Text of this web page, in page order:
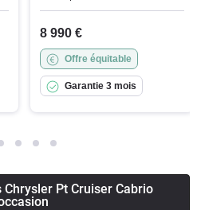
8 990 €
Offre équitable
Garantie 3 mois
Pt Cruiser Cabrio